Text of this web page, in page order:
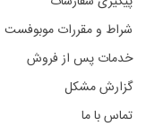
شراط و مقررات موبوفست
خدمات پس از فروش
گزارش مشکل
تماس با ما